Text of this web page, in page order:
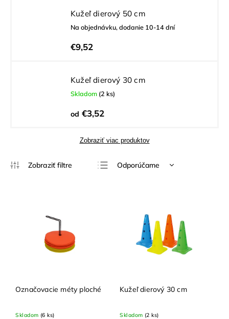
Kužeľ dierový 50 cm
Na objednávku, dodanie 10-14 dní
€9,52
Kužeľ dierový 30 cm
Skladom (2 ks)
od €3,52
Zobraziť viac produktov
Odporúčame
Najpredávanejšie
Abecedne
Označovacie méty ploché
Skladom (6 ks)
Kužeľ dierový 30 cm
Skladom (2 ks)